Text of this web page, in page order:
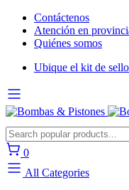
Contáctenos
Atención en
Quiénes somos
Ubique el kit de
0
All Categories